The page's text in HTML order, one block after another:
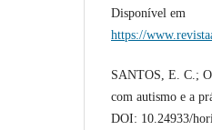
Disponível em
https://
SANTOS, E. C.;
com autismo e a
DOI: 10.24933/